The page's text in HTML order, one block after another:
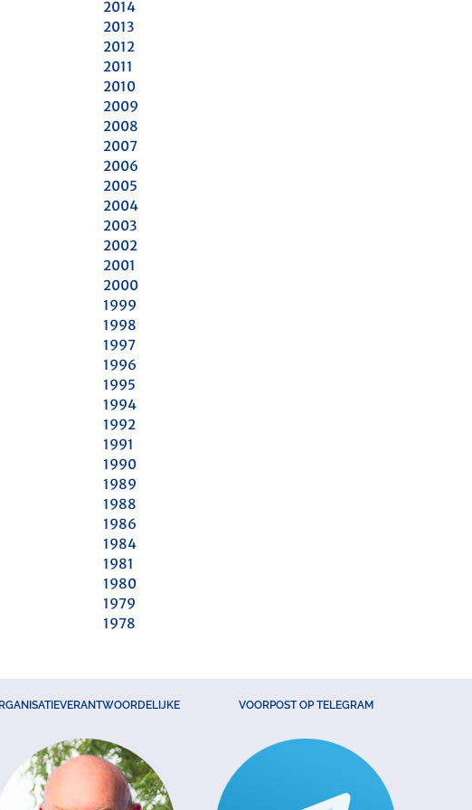
2014
2013
2012
2011
2010
2009
2008
2007
2006
2005
2004
2003
2002
2001
2000
1999
1998
1997
1996
1995
1994
1992
1991
1990
1989
1988
1986
1984
1981
1980
1979
1978
VOORPOST OP TELEGRAM